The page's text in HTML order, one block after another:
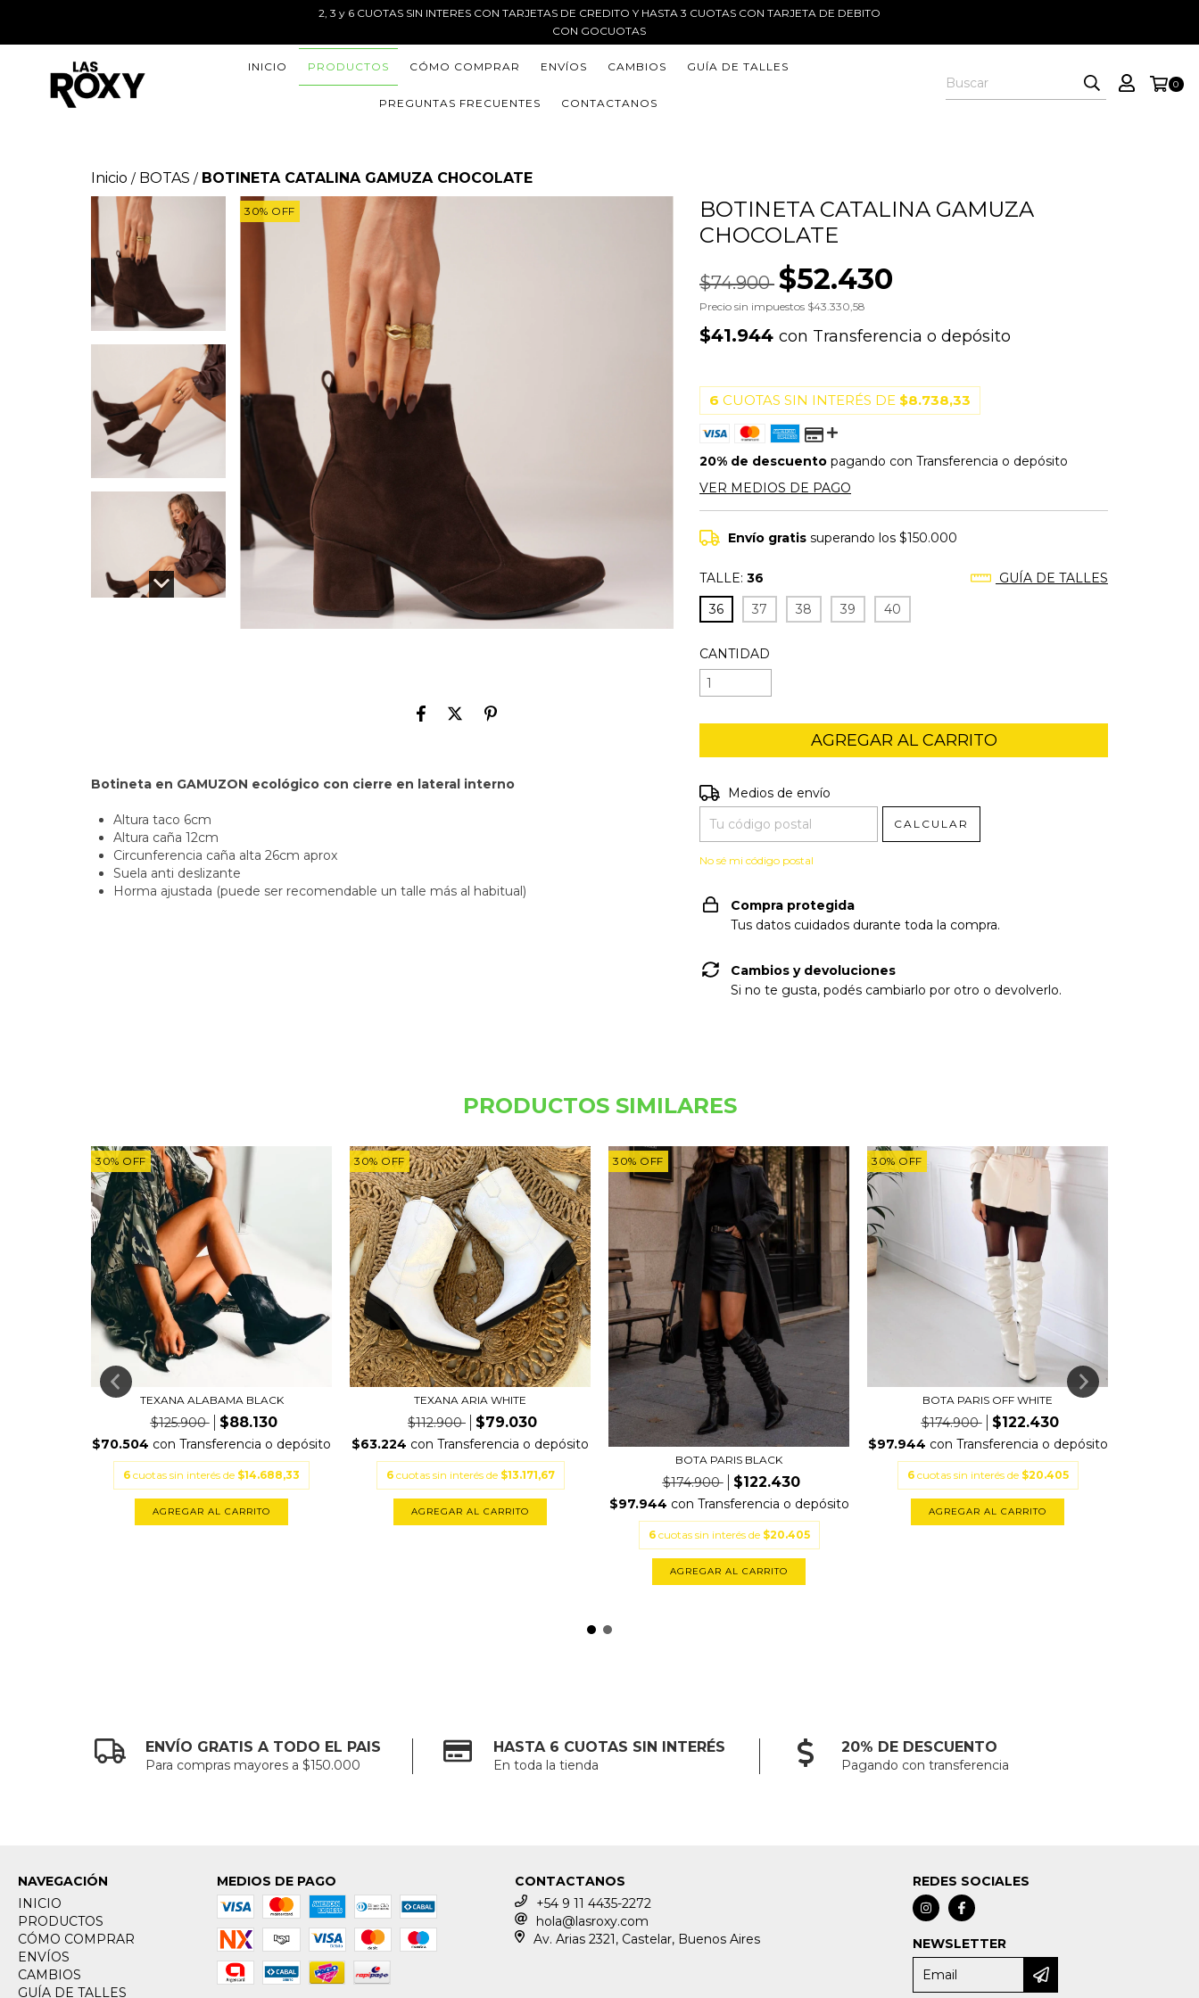
2, 3 y 6 CUOTAS SIN INTERES CON TARJETAS DE CREDITO Y HASTA 3 CUOTAS CON TARJETA DE DEBITO
CON GOCUOTAS
INICIO PRODUCTOS CÓMO COMPRAR ENVÍOS CAMBIOS GUÍA DE TALLES
PREGUNTAS FRECUENTES CONTACTANOS
0
Inicio / BOTAS / BOTINETA CATALINA GAMUZA CHOCOLATE
30% OFF
Botineta en GAMUZON ecológico con cierre en lateral interno
Altura taco 6cm
Altura caña 12cm
Circunferencia caña alta 26cm aprox
Suela anti deslizante
Horma ajustada (puede ser recomendable un talle más al habitual)
BOTINETA CATALINA GAMUZA
CHOCOLATE
$74.900 $52.430
Precio sin impuestos $43.330,58
$41.944con Transferencia o depósito
6 CUOTAS SIN INTERÉS DE $8.738,33
20% de descuento pagando con Transferencia o depósito
VER MEDIOS DE PAGO
Envío gratis superando los$150.000
TALLE: 36
GUÍA DE TALLES
36
37 38 39 40
CANTIDAD
Entregas para el CP:
Medios de envío
CALCULAR
No sé mi código postal
Compra protegida
Tus datos cuidados durante toda la compra.
Cambios y devoluciones
Si no te gusta, podés cambiarlo por otro o devolverlo.
PRODUCTOS SIMILARES
30% OFF
TEXANA ALABAMA BLACK
$125.900 $88.130
$70.504 con Transferencia o depósito
6 cuotas sin interés de $14.688,33
AGREGAR AL CARRITO
30% OFF
TEXANA ARIA WHITE
$112.900 $79.030
$63.224 con Transferencia o depósito
6 cuotas sin interés de $13.171,67
AGREGAR AL CARRITO
30% OFF
BOTA PARIS BLACK
$174.900 $122.430
$97.944 con Transferencia o depósito
6 cuotas sin interés de $20.405
AGREGAR AL CARRITO
30% OFF
BOTA PARIS OFF WHITE
$174.900 $122.430
$97.944 con Transferencia o depósito
6 cuotas sin interés de $20.405
AGREGAR AL CARRITO
ENVÍO GRATIS A TODO EL PAIS
Para compras mayores a $150.000
HASTA 6 CUOTAS SIN INTERÉS
En toda la tienda
20% DE DESCUENTO
Pagando con transferencia
NAVEGACIÓN
INICIO
PRODUCTOS
CÓMO COMPRAR
ENVÍOS
CAMBIOS
GUÍA DE TALLES
MEDIOS DE PAGO
CONTACTANOS
+54 9 11 4435-2272
hola@lasroxy.com
Av. Arias 2321, Castelar, Buenos Aires
REDES SOCIALES
NEWSLETTER